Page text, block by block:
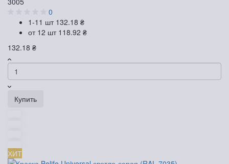
0
1-11 шт 132.18 ₴
от 12 шт 118.92 ₴
132.18 ₴
Купить
ХИТ